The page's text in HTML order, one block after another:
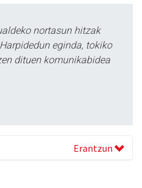
nortasun hitzak
eginda, tokiko
dituen komunikabidea
Erantzun